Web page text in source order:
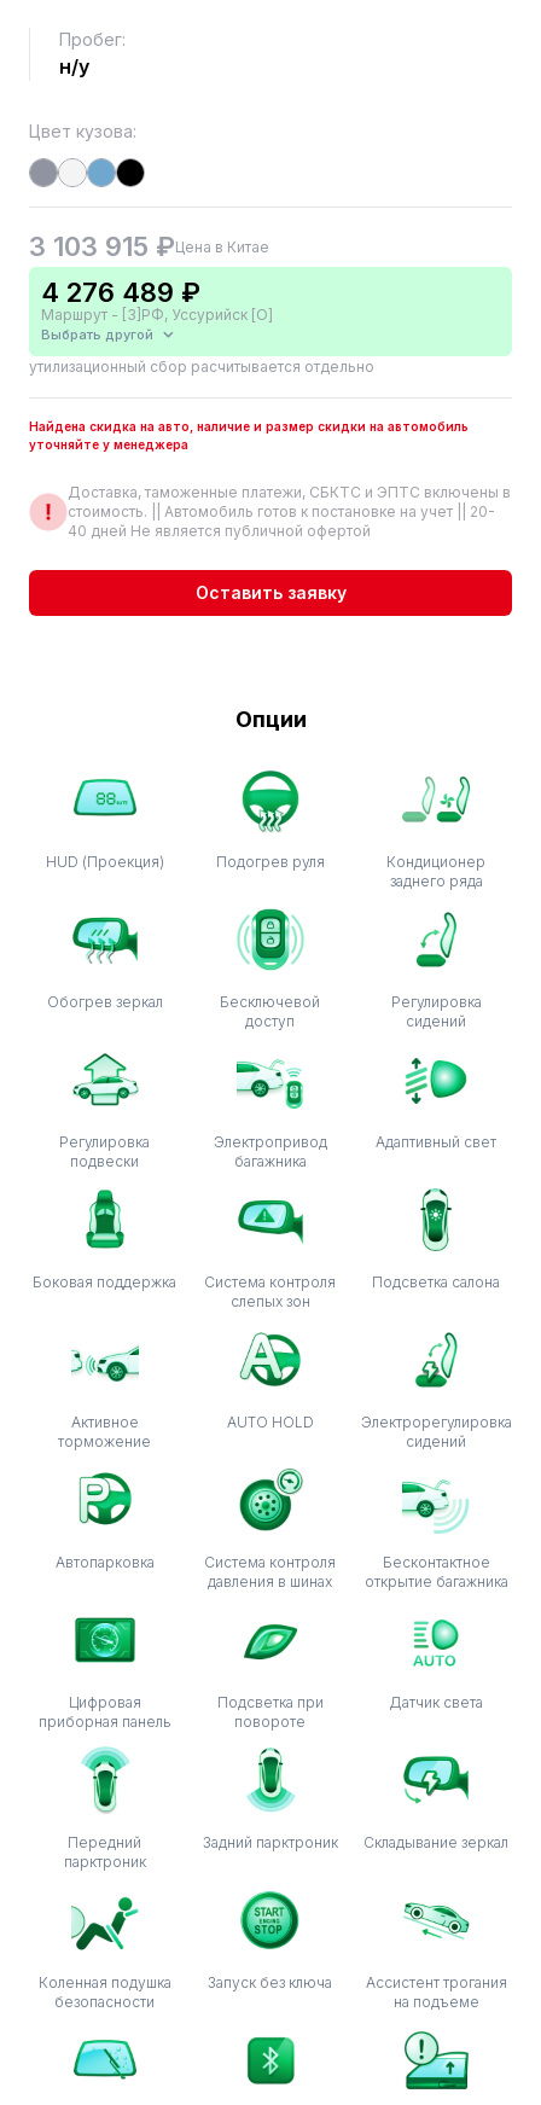
Пробег:
н/у
Цвет кузова:
3 103 915 ₽Цена в Китае
4 276 489 ₽
Маршрут - [3]РФ, Уссурийск [О]
Выбрать другой
утилизационный сбор расчитывается отдельно
Найдена скидка на авто, наличие и размер скидки на автомобиль
уточняйте у менеджера
Доставка, таможенные платежи, СБКТС и ЭПТС включены в
стоимость. || Автомобиль готов к постановке на учет || 20-
40 дней Не является публичной офертой
Оставить заявку
Опции
HUD (Проекция) Подогрев руля
Кондиционер
заднего ряда
Обогрев зеркал
Бесключевой
доступ
Регулировка
сидений
Регулировка
подвески
Электропривод
багажника
Адаптивный свет
Боковая поддержка
Система контроля
слепых зон
Подсветка салона
Активное
торможение
AUTO HOLD
Электрорегулировка
сидений
Автопарковка
Система контроля
давления в шинах
Бесконтактное
открытие багажника
Цифровая
приборная панель
Подсветка при
повороте
Датчик света
Передний
парктроник
Задний парктроник Складывание зеркал
Коленная подушка
безопасности
Запуск без ключа
Ассистент трогания
на подъеме